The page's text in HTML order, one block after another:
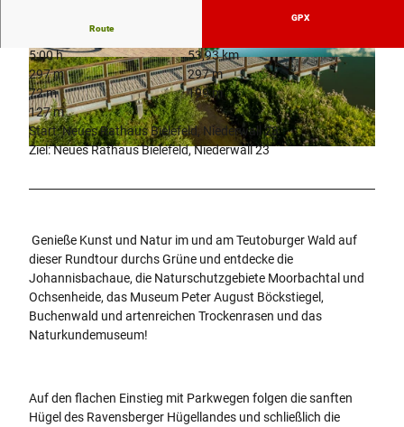
© Teutoburger Wald Tourismus, D. Ketz
© Teutoburger Wald Tourismus, D. Ketz
© Teutoburger Wald Tourismus, D. Ketz |
CC-BY-SA
Route
GPX
5:00 h
53,93 km
297 m
297 m
72 m
199 m
127 m
Start: Neues Rathaus Bielefeld, Niederwall 23
Ziel: Neues Rathaus Bielefeld, Niederwall 23
Genieße Kunst und Natur im und am Teutoburger Wald auf
dieser Rundtour durchs Grüne und entdecke die
Johannisbachaue, die Naturschutzgebiete Moorbachtal und
Ochsenheide, das Museum Peter August Böckstiegel,
Buchenwald und artenreichen Trockenrasen und das
Naturkundemuseum!
Auf den flachen Einstieg mit Parkwegen folgen die sanften
Hügel des Ravensberger Hügellandes und schließlich die